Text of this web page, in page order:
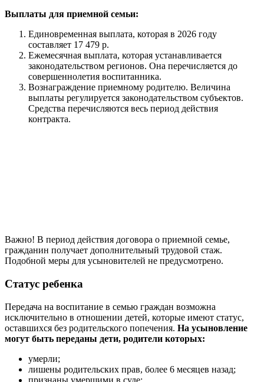
Выплаты для приемной семьи:
Единовременная выплата, которая в 2026 году
составляет 17 479 р.
Ежемесячная выплата, которая устанавливается
законодательством регионов. Она перечисляется до
совершеннолетия воспитанника.
Вознаграждение приемному родителю. Величина
выплаты регулируется законодательством субъектов.
Средства перечисляются весь период действия
контракта.
Важно! В период действия договора о приемной семье,
гражданин получает дополнительный трудовой стаж.
Подобной меры для усыновителей не предусмотрено.
Статус ребенка
Передача на воспитание в семью граждан возможна
исключительно в отношении детей, которые имеют статус,
оставшихся без родительского попечения. На усыновление
могут быть переданы дети, родители которых:
умерли;
лишены родительских прав, более 6 месяцев назад;
признаны умершими в суде;